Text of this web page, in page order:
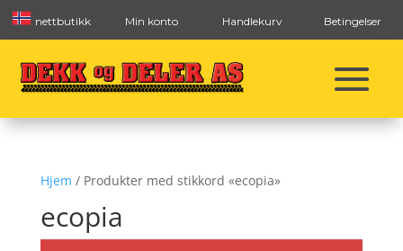
nettbutikk Min konto Handlekurv Betingelser
Hjem / Produkter med stikkord «ecopia»
ecopia